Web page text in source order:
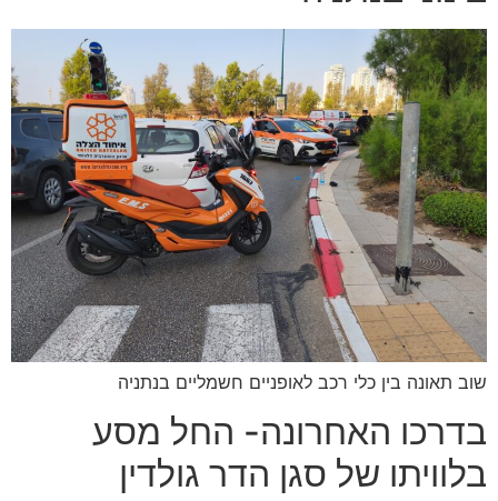
שוב תאונה בין כלי רכב לאופניים חשמליים בנתניה
בדרכו האחרונה- החל מסע
בלוויתו של סגן הדר גולדין